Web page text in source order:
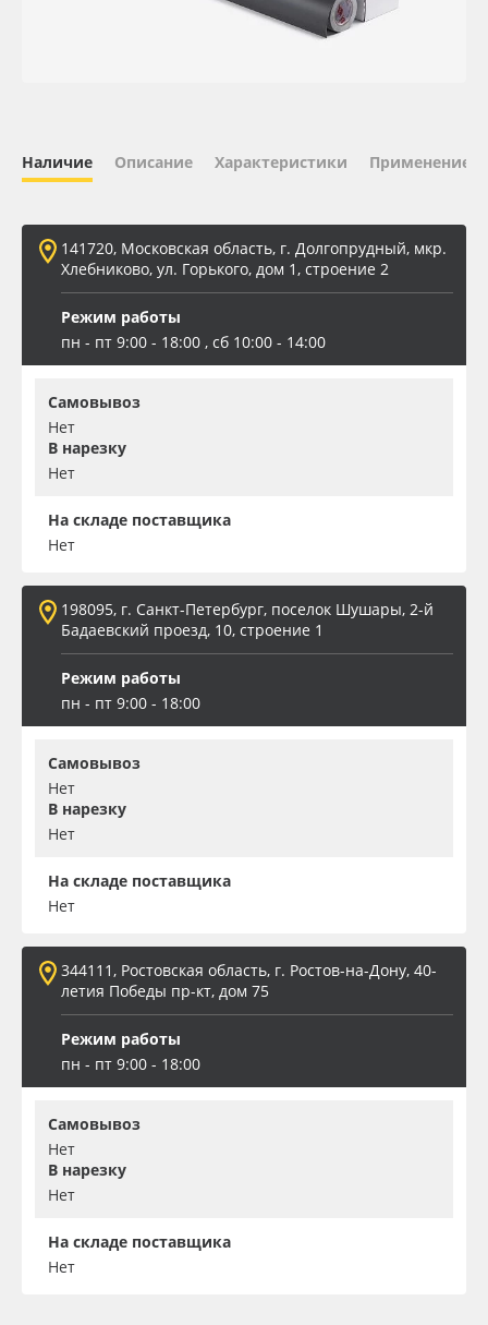
ПЭТ бэклит
Вспененный ПВХ
Заготовки для сувениров
Наличие Описание Характеристики Применение
141720, Московская область, г. Долгопрудный, мкр.
Хлебниково, ул. Горького, дом 1, строение 2
Режим работы
пн - пт 9:00 - 18:00 , сб 10:00 - 14:00
Самовывоз
Нет
В нарезку
Нет
На складе поставщика
Нет
198095, г. Санкт-Петербург, поселок Шушары, 2-й
Бадаевский проезд, 10, строение 1
Режим работы
пн - пт 9:00 - 18:00
Самовывоз
Нет
В нарезку
Нет
На складе поставщика
Нет
344111, Ростовская область, г. Ростов-на-Дону, 40-
летия Победы пр-кт, дом 75
Режим работы
пн - пт 9:00 - 18:00
Самовывоз
Нет
В нарезку
Нет
На складе поставщика
Нет